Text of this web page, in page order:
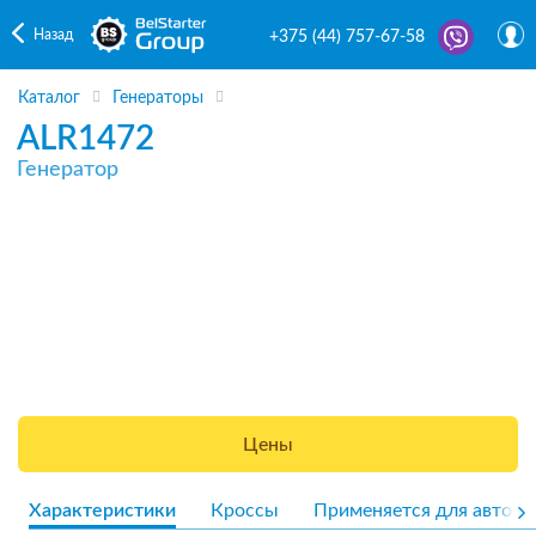
Назад +375 (44) 757-67-58
Каталог Генераторы
ALR1472
Генератор
Цены
Характеристики Кроссы Применяется для авто